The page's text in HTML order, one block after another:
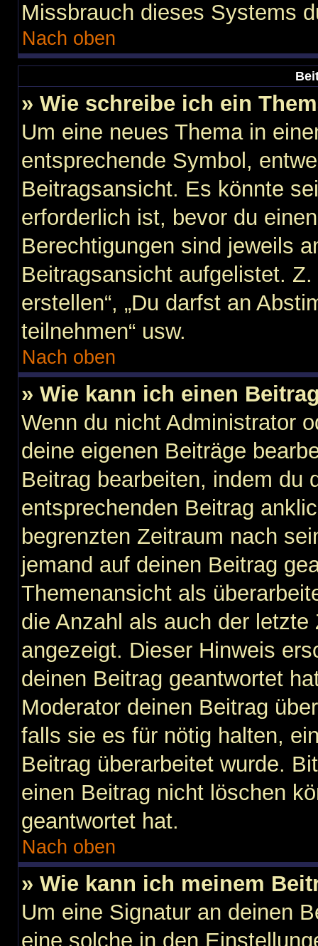
Missbrauch dieses Systems
Nach oben
» Wie schreibe ich ein
Um eine neues Thema in
entsprechende Symbol,
Beitragsansicht. Es könnte
erforderlich ist, bevor du
Berechtigungen sind jeweils
Beitragsansicht aufgelistet.
erstellen“, „Du darfst an
teilnehmen“ usw.
Nach oben
» Wie kann ich einen
Wenn du nicht Administrator
deine eigenen Beiträge
Beitrag bearbeiten, indem du
entsprechenden Beitrag
begrenzten Zeitraum nach
jemand auf deinen Beitrag
Themenansicht als
die Anzahl als auch der
angezeigt. Dieser Hinweis
deinen Beitrag geantwortet
Moderator deinen Beitrag
falls sie es für nötig halten,
Beitrag überarbeitet wurde.
einen Beitrag nicht löschen
geantwortet hat.
Nach oben
» Wie kann ich meinem
Um eine Signatur an deinen
eine solche in den